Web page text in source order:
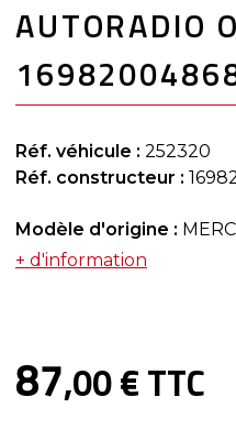
AUTORADIO
Réf. véhicule : 252320
Réf. constructeur :
Modèle d'origine :
+ d'information
87,00 € TTC